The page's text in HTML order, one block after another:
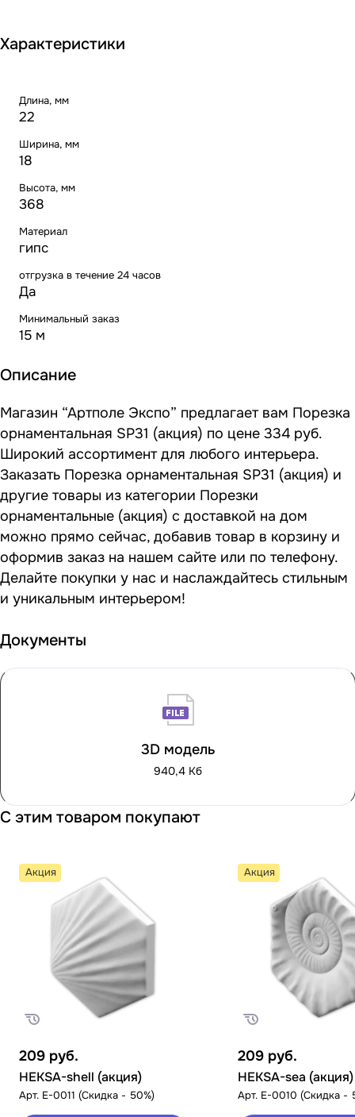
Характеристики
Длина, мм
22
Ширина, мм
18
Высота, мм
368
Материал
гипс
отгрузка в течение 24 часов
Да
Минимальный заказ
15 м
Описание
Магазин “Артполе Экспо” предлагает вам Порезка
орнаментальная SP31 (акция) по цене 334 руб.
Широкий ассортимент для любого интерьера.
Заказать Порезка орнаментальная SP31 (акция) и
другие товары из категории Порезки
орнаментальные (акция) с доставкой на дом
можно прямо сейчас, добавив товар в корзину и
оформив заказ на нашем сайте или по телефону.
Делайте покупки у нас и наслаждайтесь стильным
и уникальным интерьером!
Документы
3D модель
940,4 Кб
С этим товаром покупают
Акция
209 руб.
HEKSA-shell (акция)
Арт. E-0011 (Скидка - 50%)
Акция
209 руб.
HEKSA-sea (акция)
Арт. E-0010 (Скидка -